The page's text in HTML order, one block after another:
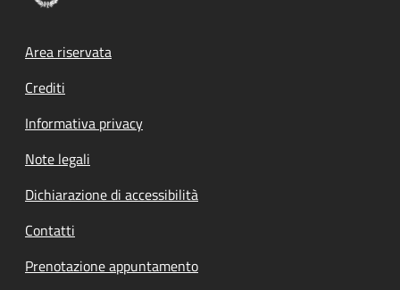
Footer menu
Area riservata
Crediti
Informativa privacy
Note legali
Dichiarazione di accessibilità
Contatti
Prenotazione appuntamento